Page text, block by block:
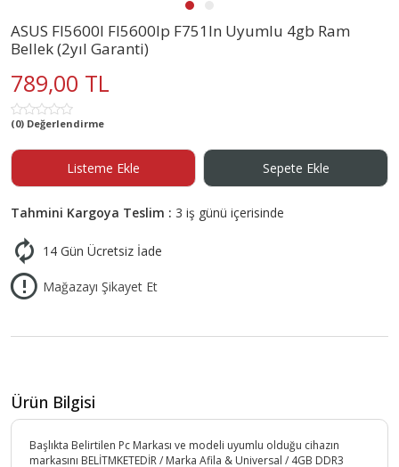
ASUS Fl5600l Fl5600lp F751ln Uyumlu 4gb Ram
Bellek (2yıl Garanti)
789,00 TL
(0) Değerlendirme
Listeme Ekle Sepete Ekle
Tahmini Kargoya Teslim : 3 iş günü içerisinde
14 Gün Ücretsiz İade
Mağazayı Şikayet Et
Ürün Bilgisi
Başlıkta Belirtilen Pc Markası ve modeli uyumlu olduğu cihazın
markasını BELİTMKETEDİR / Marka Afila & Universal / 4GB DDR3